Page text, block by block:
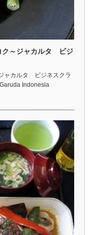
ク～ジャカルタ ビジ
ャカルタ ビジネスクラ
Indonesia